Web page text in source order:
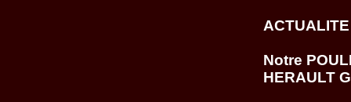
Notre
HERAULT